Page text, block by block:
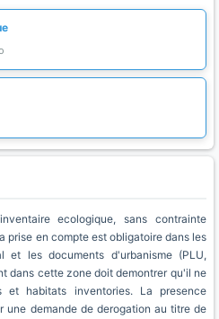
ecologique, sans contrainte
prise en compte est obligatoire dans les
et les documents d'urbanisme (PLU,
dans cette zone doit demontrer qu'il ne
et habitats inventories. La presence
une demande de derogation au titre de